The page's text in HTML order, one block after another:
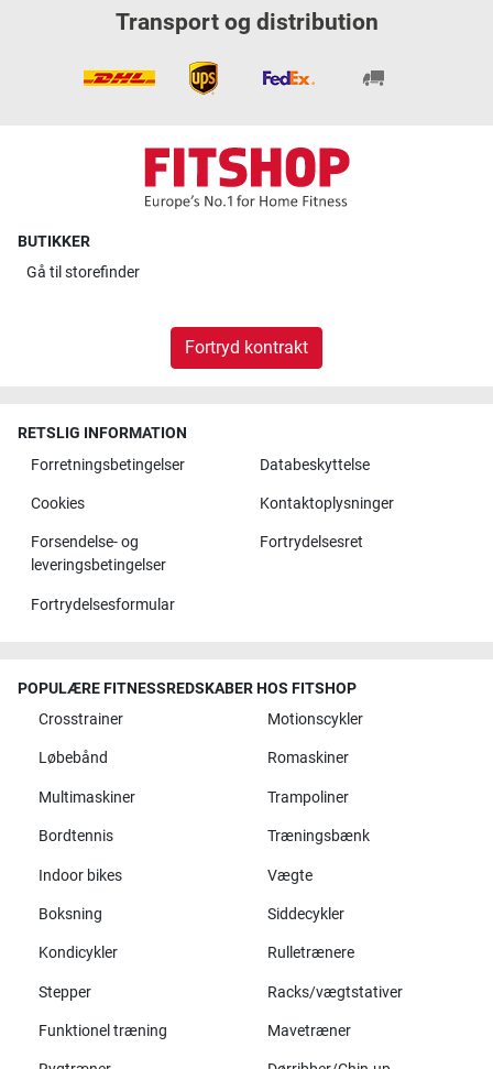
Transport og distribution
BUTIKKER
Gå til storefinder
Fortryd kontrakt
RETSLIG INFORMATION
Forretningsbetingelser
Databeskyttelse
Cookies Kontaktoplysninger
Forsendelse- og
leveringsbetingelser
Fortrydelsesret
Fortrydelsesformular
POPULÆRE FITNESSREDSKABER HOS FITSHOP
Crosstrainer
Motionscykler
Løbebånd Romaskiner
Multimaskiner Trampoliner
Bordtennis Træningsbænk
Indoor bikes Vægte
Boksning Siddecykler
Kondicykler Rulletrænere
Stepper Racks/vægtstativer
Funktionel træning Mavetræner